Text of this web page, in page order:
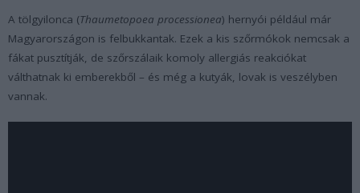
A tölgyilonca (Thaumetopoea processionea) hernyói például már
Magyarországon is felbukkantak. Ezek a kis szőrmókok nemcsak a
fákat pusztítják, de szőrszálaik komoly allergiás reakciókat
válthatnak ki emberekből – és még a kutyák, lovak is veszélyben
vannak.